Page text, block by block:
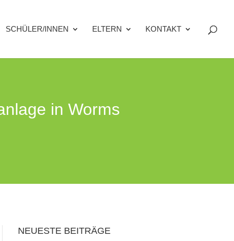
SCHÜLER/INNEN ELTERN KONTAKT
in Worms
NEUESTE BEITRÄGE